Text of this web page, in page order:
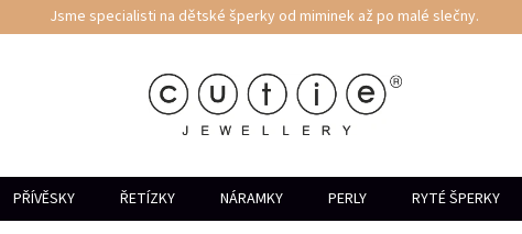
Jsme specialisti na dětské šperky od miminek až po malé slečny.
PŘÍVĚSKY ŘETÍZKY NÁRAMKY PERLY RYTÉ ŠPERKY